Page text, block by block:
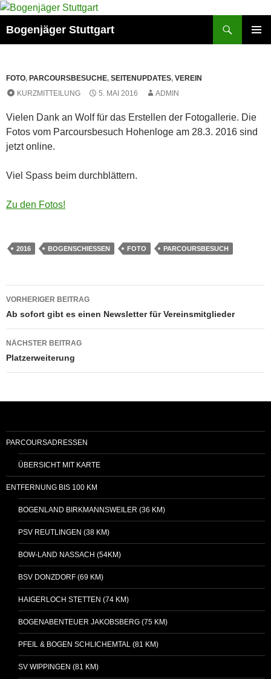
Zum
springen
Bogenjäger Stuttgart
FOTO, PARCOURSBESUCHE, SEITENUPDATES, VEREIN
KURZMITTEILUNG
5. MAI 2016 ADMIN
Vielen Dank an Wolf für das Erstellen der Fotogallerie. Die
Fotos vom Parcoursbesuch Hohenloge am 28.3. 2016 sind
jetzt online.
Viel Spass beim durchblättern.
Zu den Fotos!
2016 BOGENSCHIESSEN FOTO PARCOURSBESUCH
Beitragsnavigation
VORHERIGER BEITRAG
Ab sofort gibt es einen Newsletter für Vereinsmitglieder
NÄCHSTER BEITRAG
Platzerweiterung
PARCOURSADRESSEN
ÜBERSICHT MIT KARTE
ENTFERNUNG BIS 100 KM
BOGENLAND BIRKMANNSWEILER (36 KM)
PSV REUTLINGEN (38 KM)
BOW-LAND NASSACH (54KM)
BSV DONZDORF (69 KM)
HAIGERLOCH STETTEN (74 KM)
BOGENABENTEUER JAKOBSBERG (75 KM)
PFEIL & BOGEN SCHLICHEMTAL (81 KM)
SV WIPPINGEN (81 KM)